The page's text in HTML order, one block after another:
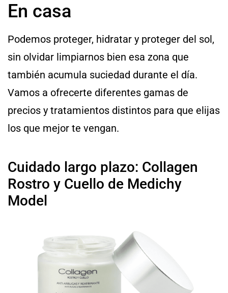
En casa
Podemos proteger, hidratar y proteger del sol,
sin olvidar limpiarnos bien esa zona que
también acumula suciedad durante el día.
Vamos a ofrecerte diferentes gamas de
precios y tratamientos distintos para que elijas
los que mejor te vengan.
Cuidado largo plazo: Collagen
Rostro y Cuello de Medichy
Model